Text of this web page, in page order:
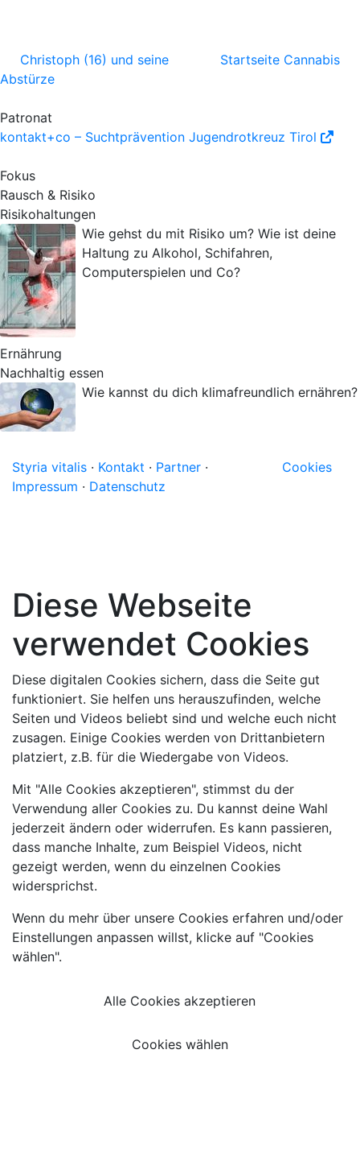
Christoph (16) und seine
Abstürze
Startseite Cannabis
Patronat
kontakt+co – Suchtprävention Jugendrotkreuz Tirol
Fokus
Rausch & Risiko
Risikohaltungen
Wie gehst du mit Risiko um? Wie ist deine
Haltung zu Alkohol, Schifahren,
Computerspielen und Co?
Ernährung
Nachhaltig essen
Wie kannst du dich klimafreundlich ernähren?
Styria vitalis · Kontakt · Partner ·
Impressum · Datenschutz
Cookies
Diese Webseite
verwendet Cookies
Diese digitalen Cookies sichern, dass die Seite gut
funktioniert. Sie helfen uns herauszufinden, welche
Seiten und Videos beliebt sind und welche euch nicht
zusagen. Einige Cookies werden von Drittanbietern
platziert, z.B. für die Wiedergabe von Videos.
Mit "Alle Cookies akzeptieren", stimmst du der
Verwendung aller Cookies zu. Du kannst deine Wahl
jederzeit ändern oder widerrufen. Es kann passieren,
dass manche Inhalte, zum Beispiel Videos, nicht
gezeigt werden, wenn du einzelnen Cookies
widersprichst.
Wenn du mehr über unsere Cookies erfahren und/oder
Einstellungen anpassen willst, klicke auf "Cookies
wählen".
Alle Cookies akzeptieren
Cookies wählen